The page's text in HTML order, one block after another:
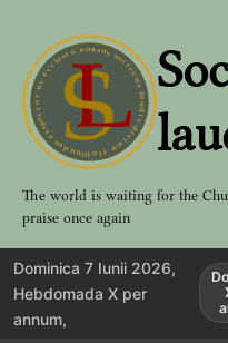
contenu
The world is waiting for the
praise once again
Dominica 7 Iunii 2026,
Hebdomada X per
annum,